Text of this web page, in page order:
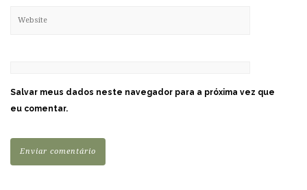
Salvar meus dados neste navegador para a próxima vez que
eu comentar.